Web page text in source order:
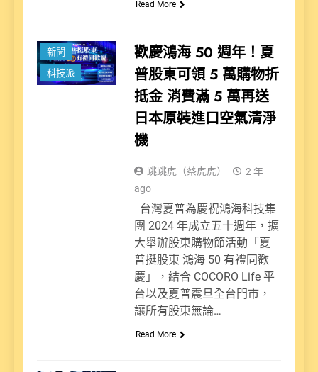
Read More
新聞
科技派
歡慶鴻海 50 週年！夏
普股東可領 5 萬購物折
抵金 消費滿 5 萬再送
日本原裝進口空氣清淨
機
跳跳虎（蔡虎虎）
2 年
ago
台灣夏普為慶祝鴻海科技集
團 2024 年成立五十週年，擴
大舉辦股東購物節活動「夏
普挺股東 鴻海 50 有禮同歡
慶」，結合 COCORO Life 平
台以及夏普震旦全台門市，
讓所有股東無論…
Read More